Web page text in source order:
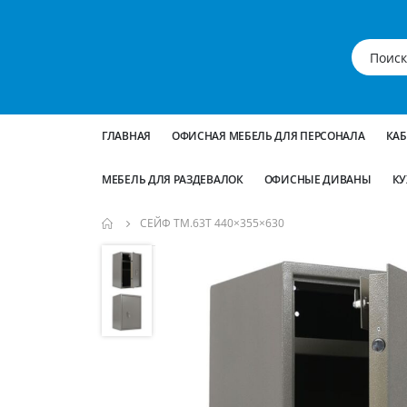
ГЛАВНАЯ ОФИСНАЯ МЕБЕЛЬ ДЛЯ ПЕРСОНАЛА
МЕБЕЛЬ ДЛЯ РАЗДЕВАЛОК ОФИСНЫЕ ДИВАНЫ
СЕЙФ TM.63Т 440×355×630
Пропустить
перейти
галереям
изображений